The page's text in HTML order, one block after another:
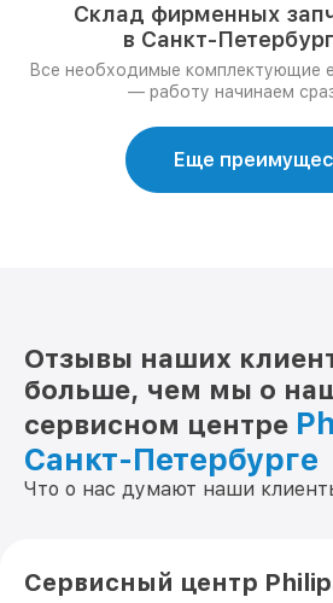
Склад фирменных
в Санкт-
Все необходимые комплектующие
— работу начинаем
Еще
Отзывы наших
больше, чем мы о
сервисном центре
Санкт-Петербурге
Что о нас думают наши
Сервисный центр